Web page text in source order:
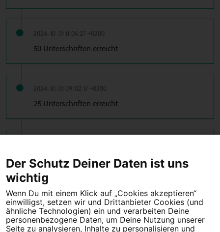
2024-10-01 11:06:27 +0200
50 Unterschriften erreicht
2024-10-01 09:02:17 +0200
25 Unterschriften erreicht
10 Unterschriften erreicht
Tipps für deine Petition
Der Schutz Deiner Daten ist uns
wichtig
Wenn Du mit einem Klick auf „Cookies akzeptieren“
einwilligst, setzen wir und Drittanbieter Cookies (und
ähnliche Technologien) ein und verarbeiten Deine
personenbezogene Daten, um Deine Nutzung unserer
Seite zu analysieren, Inhalte zu personalisieren und